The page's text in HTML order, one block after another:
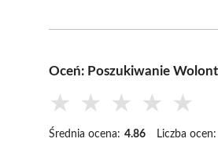
Oceń: Poszukiwanie
★ ★ ★ ★ ★
Średnia ocena: 4.86 Liczba ocen: